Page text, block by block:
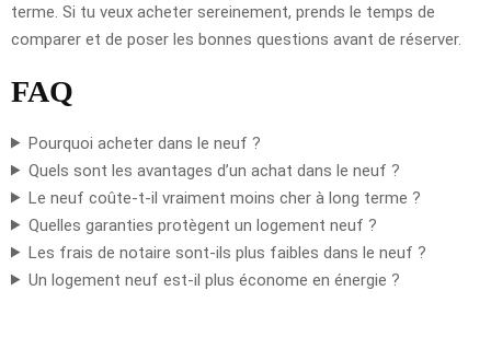
terme. Si tu veux acheter sereinement, prends le temps de
comparer et de poser les bonnes questions avant de réserver.
FAQ
Pourquoi acheter dans le neuf ?
Quels sont les avantages d’un achat dans le neuf ?
Le neuf coûte-t-il vraiment moins cher à long terme ?
Quelles garanties protègent un logement neuf ?
Les frais de notaire sont-ils plus faibles dans le neuf ?
Un logement neuf est-il plus économe en énergie ?